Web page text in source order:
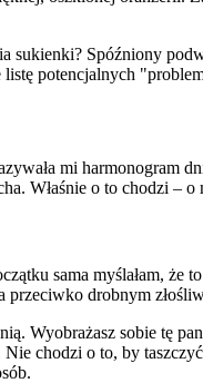
sukienki? Spóźniony
potencjalnych
mi harmonogram
Właśnie o to chodzi –
sama myślałam, że
przeciwko drobnym
sobie tę
chodzi o to, by